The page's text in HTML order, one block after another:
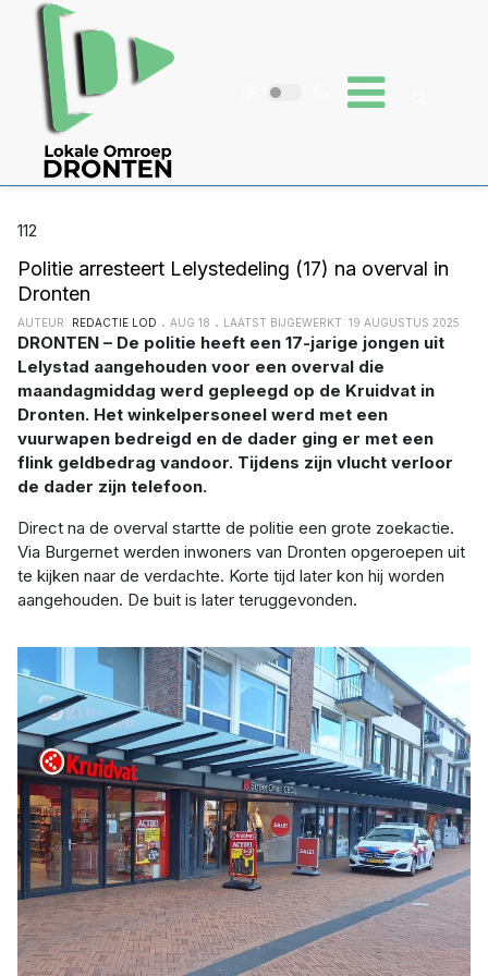
112
Politie arresteert Lelystedeling (17) na overval in
Dronten
AUTEUR: REDACTIE LOD AUG 18 LAATST BIJGEWERKT: 19 AUGUSTUS 2025
DRONTEN – De politie heeft een 17-jarige jongen uit
Lelystad aangehouden voor een overval die
maandagmiddag werd gepleegd op de Kruidvat in
Dronten. Het winkelpersoneel werd met een
vuurwapen bedreigd en de dader ging er met een
flink geldbedrag vandoor. Tijdens zijn vlucht verloor
de dader zijn telefoon.
Direct na de overval startte de politie een grote zoekactie.
Via Burgernet werden inwoners van Dronten opgeroepen uit
te kijken naar de verdachte. Korte tijd later kon hij worden
aangehouden. De buit is later teruggevonden.